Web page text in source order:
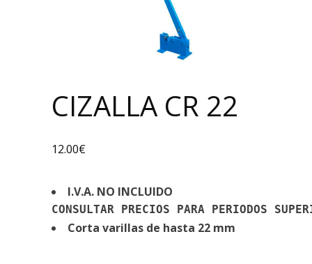
CIZALLA CR 22
12.00€
I.V.A. NO INCLUIDO
CONSULTAR PRECIOS PARA PERIODOS
Corta varillas de hasta 22 mm